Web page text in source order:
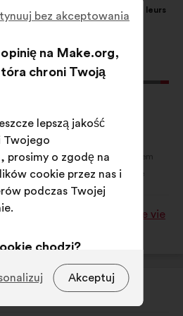
vous médicaux ou pour faire leurs
głosów
59
20
131
się
propozycja
została
zakwalifikowana
Nie zrozumiałam/-em
:razy
Jest mi to obojętne
:razy
améliorer la qualité de vie
?
bez akceptowania
na Make.org,
chroni Twoją
lepszą jakość
Twojego
prosimy o zgodę na
cookie przez nas i
podczas Twojej
chodzi?
pliki cookie niezbędne
strony
Akceptuj